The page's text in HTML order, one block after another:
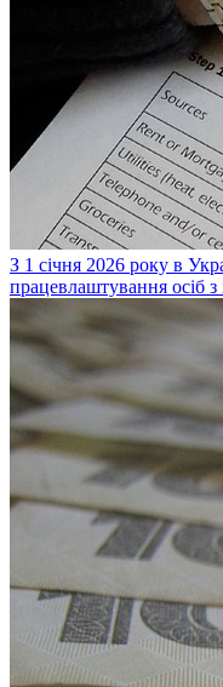
З 1 січня 2026 року в
працевлаштування осіб з